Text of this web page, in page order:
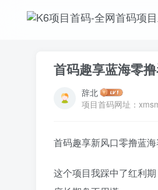
首码趣享蓝海零
辞北
项目首码网址：
首码趣享新风口零撸蓝
这个项目我踩中了红利